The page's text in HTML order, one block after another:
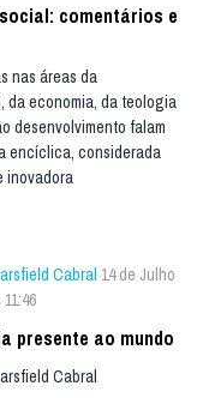
comentários e
nas áreas da
da economia, da teologia
desenvolvimento falam
encíclica, considerada
inovadora
Cabral 14 de Julho
presente ao mundo
Cabral